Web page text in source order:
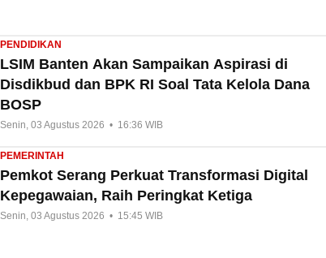
PENDIDIKAN
LSIM Banten Akan Sampaikan Aspirasi di
Disdikbud dan BPK RI Soal Tata Kelola Dana
BOSP
Senin, 03 Agustus 2026 • 16:36 WIB
PEMERINTAH
Pemkot Serang Perkuat Transformasi Digital
Kepegawaian, Raih Peringkat Ketiga
Senin, 03 Agustus 2026 • 15:45 WIB